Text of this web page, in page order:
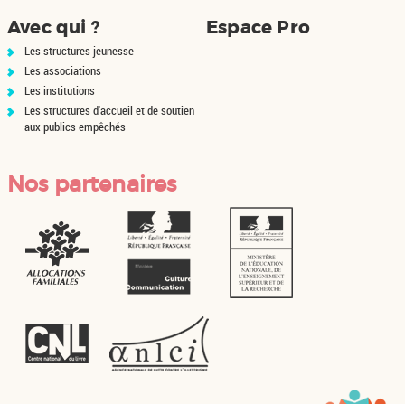
Avec qui ?
Les structures jeunesse
Les associations
Les institutions
Les structures d'accueil et de soutien
aux publics empêchés
Espace Pro
Nos partenaires